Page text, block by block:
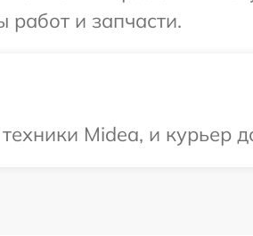
работ и запчасти.
Midea, и курьер